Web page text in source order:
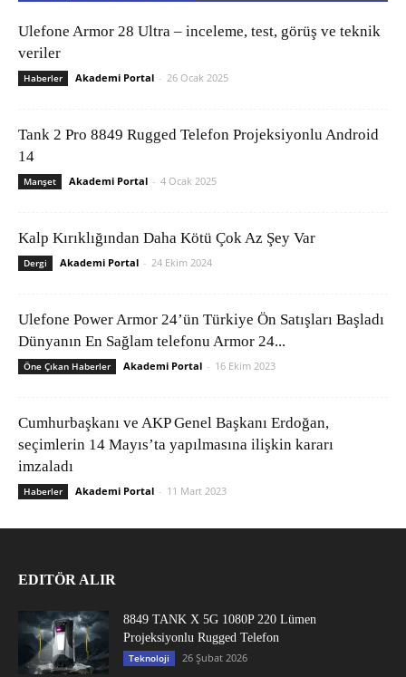
Ulefone Armor 28 Ultra – inceleme, test, görüş ve teknik
veriler
Haberler Akademi Portal - 26 Ocak 2025
Tank 2 Pro 8849 Rugged Telefon Projeksiyonlu Android
14
Manşet Akademi Portal - 4 Ocak 2025
Kalp Kırıklığından Daha Kötü Çok Az Şey Var
Dergi Akademi Portal - 24 Ekim 2024
Ulefone Power Armor 24’ün Türkiye Ön Satışları Başladı
Dünyanın En Sağlam telefonu Armor 24...
Öne Çıkan Haberler Akademi Portal - 16 Ekim 2023
Cumhurbaşkanı ve AKP Genel Başkanı Erdoğan,
seçimlerin 14 Mayıs’ta yapılmasına ilişkin kararı
imzaladı
Haberler Akademi Portal - 11 Mart 2023
EDITÖR ALIR
8849 TANK X 5G 1080P 220 Lümen
Projeksiyonlu Rugged Telefon
Teknoloji 26 Şubat 2026